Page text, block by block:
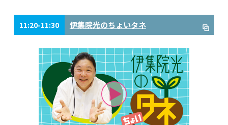
11:20-11:30 伊集院光のちょいタネ